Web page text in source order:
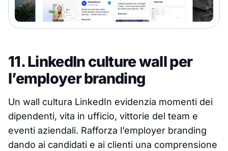
11. LinkedIn culture wall per
l’employer branding
Un wall cultura LinkedIn evidenzia momenti dei
dipendenti, vita in ufficio, vittorie del team e
eventi aziendali. Rafforza l’employer branding
dando ai candidati e ai clienti una comprensione